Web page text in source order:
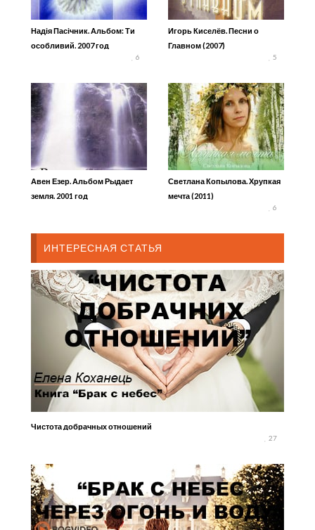
Надія Пасічник. Альбом: Ти
особливий. 2007 год
6
Игорь Киселёв. Песни о
Главном (2007)
5
Авен Езер. Альбом Рыдает
земля. 2001 год
Светлана Копылова. Хрупкая
мечта (2011)
6
ИНТЕРЕСНАЯ СТАТЬЯ
Чистота добрачных отношений
27